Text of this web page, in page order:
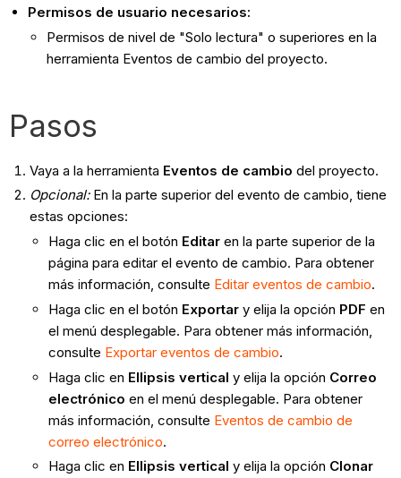
Permisos de usuario necesarios:
Permisos de nivel de "Solo lectura" o superiores en la
herramienta Eventos de cambio del proyecto.
Pasos
Vaya a la herramienta Eventos de cambio del proyecto.
Opcional: En la parte superior del evento de cambio, tiene
estas opciones:
Haga clic en el botón Editaren la parte superior de la
página para editar el evento de cambio. Para obtener
más información, consulte Editar eventos de cambio.
Haga clic en el botón Exportary elija la opción PDF en
el menú desplegable. Para obtener más información,
consulte Exportar eventos de cambio.
Haga clic en Ellipsis vertical y elija la opción Correo
electrónico en el menú desplegable. Para obtener
más información, consulte Eventos de cambio de
correo electrónico.
Haga clic en Ellipsis vertical y elija la opción Clonar